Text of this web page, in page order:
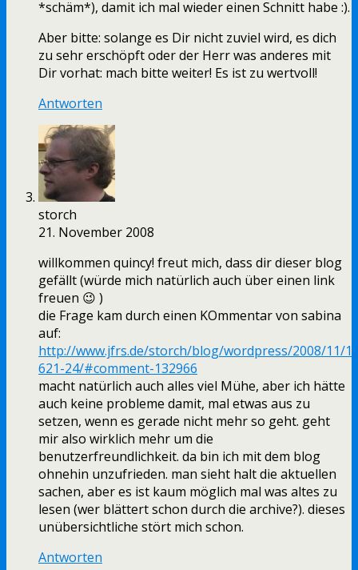
*schäm*), damit ich mal wieder einen Schnitt habe :).
Aber bitte: solange es Dir nicht zuviel wird, es dich
zu sehr erschöpft oder der Herr was anderes mit
Dir vorhat: mach bitte weiter! Es ist zu wertvoll!
Antworten
storch
21. November 2008
willkommen quincy! freut mich, dass dir dieser blog
gefällt (würde mich natürlich auch über einen link
freuen 😉 )
die Frage kam durch einen KOmmentar von sabina
auf:
http://www.jfrs.de/storch/blog/wordpress/2008/11/
621-24/#comment-132966
macht natürlich auch alles viel Mühe, aber ich hätte
auch keine probleme damit, mal etwas aus zu
setzen, wenn es gerade nicht mehr so geht. geht
mir also wirklich mehr um die
benutzerfreundlichkeit. da bin ich mit dem blog
ohnehin unzufrieden. man sieht halt die aktuellen
sachen, aber es ist kaum möglich mal was altes zu
lesen (wer blättert schon durch die archive?). dieses
unübersichtliche stört mich schon.
Antworten